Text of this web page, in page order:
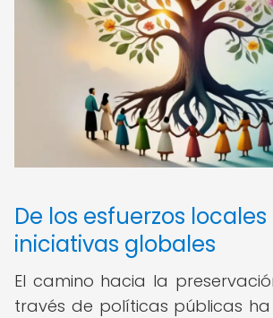
De los esfuerzos locales
iniciativas globales
El camino hacia la
través de políticas públicas